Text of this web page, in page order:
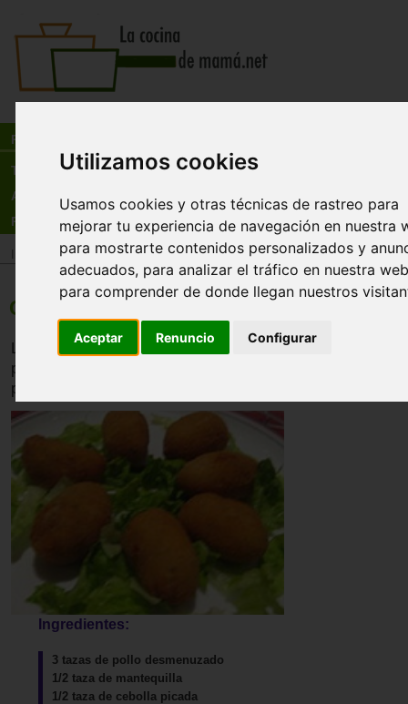
Utilizamos cookies
Usamos cookies y otras técnicas de rastreo para
mejorar tu experiencia de navegación en nuestra
para mostrarte contenidos personalizados y
adecuados, para analizar el tráfico en nuestra
para comprender de donde llegan nuestros
Aceptar Renuncio Configurar
Recetas
Tienda
Actualidad
Registro
Recetas >Entrantes
Croquetas de pollo
Las croquetas de pollo se pueden utilizar como aperitivo
plato. Si las hacemos de aperitivo debemos hacerlas de
pequeño.
Ingredientes:
3 tazas de pollo desmenuzado
1/2 taza de mantequilla
1/2 taza de cebolla picada